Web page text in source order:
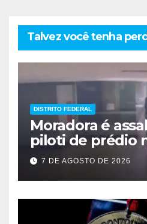
Talvez você tenha
DISTRITO FEDERAL
Moradora é
piloti de prédio
7 DE AGOSTO DE 2026